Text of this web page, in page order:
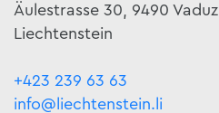
Äulestrasse 30, 9490 Vaduz
Liechtenstein
+423 239 63 63
info@liechtenstein.li